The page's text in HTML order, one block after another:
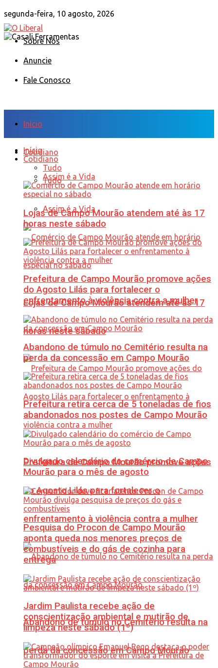
segunda-feira, 10 agosto, 2026
Sobre Nós
Anuncie
Fale Conosco
Início
Cotidiano
Tudo
Assim é a Vida
Lojas de Campo Mourão atendem até às 17
horas neste sábado
Prefeitura de Campo Mourão promove ações
do Agosto Lilás para fortalecer o
enfrentamento à violência contra a mulher
Abandono de túmulo no Cemitério resulta na
perda da concessão em Campo Mourão
Início
Cotidiano
Tudo
Assim é a Vida
Lojas de Campo Mourão atendem até às 17
horas neste sábado
Prefeitura de Campo Mourão promove ações
do Agosto Lilás para fortalecer o
enfrentamento à violência contra a mulher
Abandono de túmulo no Cemitério resulta na
perda da concessão em Campo Mourão
Prefeitura retira cerca de 5 toneladas de fios
abandonados nos postes de Campo Mourão
Divulgado calendário do comércio de Campo
Mourão para o mês de agosto
Pesquisa do Procon de Campo Mourão
aponta queda nos menores preços de
combustíveis e do gás de cozinha para
entrega
Jardim Paulista recebe ação de
conscientização ambiental e mutirão de
limpeza neste sábado (1º)